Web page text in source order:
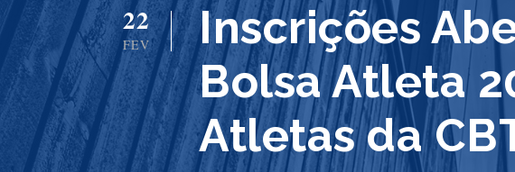
22
FEV
Inscrições
Bolsa Atleta
Atletas da